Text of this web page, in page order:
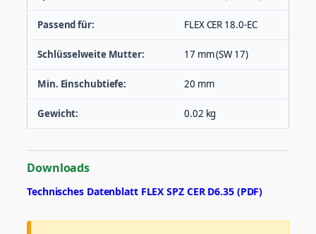
Passend für: FLEX CER 18.0-EC
Schlüsselweite Mutter: 17 mm (SW 17)
Min. Einschubtiefe: 20 mm
Gewicht: 0.02 kg
Downloads
Technisches Datenblatt FLEX SPZ CER D6.35 (PDF)